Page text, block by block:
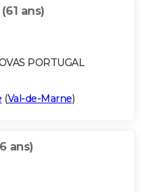
(61 ans)
PORTUGAL
(Val-de-Marne)
ans)